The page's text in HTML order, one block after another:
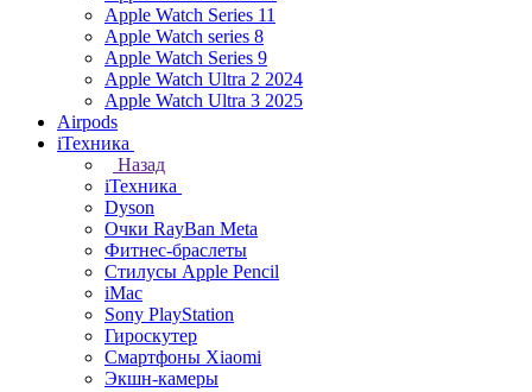
Apple Watch Series 11
Apple Watch series 8
Apple Watch Series 9
Apple Watch Ultra 2 2024
Apple Watch Ultra 3 2025
Airpods
iТехника
Назад
iТехника
Dyson
Очки RayBan Meta
Фитнес-браслеты
Стилусы Apple Pencil
iMac
Sony PlayStation
Гироскутер
Смартфоны Xiaomi
Экшн-камеры